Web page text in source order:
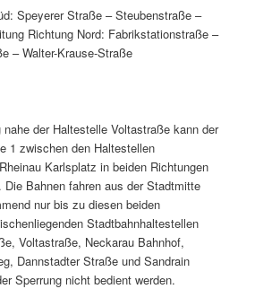
Speyerer Straße – Steubenstraße –
Richtung Nord: Fabrikstationstraße –
– Walter-Krause-Straße
der Haltestelle Voltastraße kann der
1 zwischen den Haltestellen
Karlsplatz in beiden Richtungen
Die Bahnen fahren aus der Stadtmitte
nur bis zu diesen beiden
Stadtbahnhaltestellen
Voltastraße, Neckarau Bahnhof,
Dannstadter Straße und Sandrain
Sperrung nicht bedient werden.